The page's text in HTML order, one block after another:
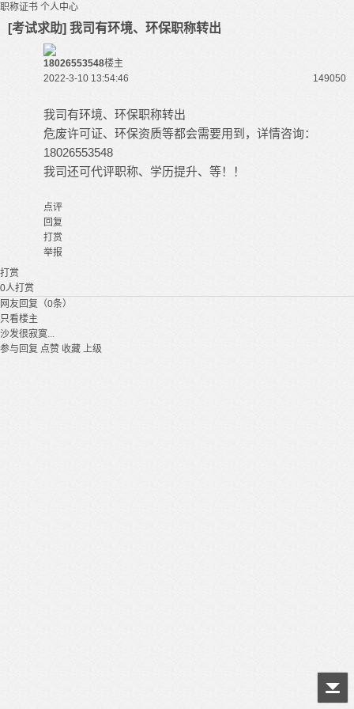
职称证书 个人中心
[考试求助] 我司有环境、环保职称转出
18026553548楼主
2022-3-10 13:54:46
149050
我司有环境、环保职称转出
危废许可证、环保资质等都会需要用到，详情咨询：
18026553548
我司还可代评职称、学历提升、等！！
点评
回复
打赏
举报
打赏
0人打赏
网友回复（0条）
只看楼主
沙发很寂寞...
参与回复 点赞 收藏 上级